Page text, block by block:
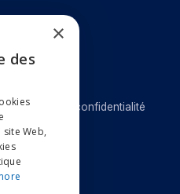
Cookies & confidentialité
LANGUE
Néerlandais
Anglais
ENGLISH
NEDERLANDS
FRANÇAIS
×
des
Web,